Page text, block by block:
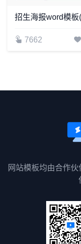
7662
网站模板均由合作